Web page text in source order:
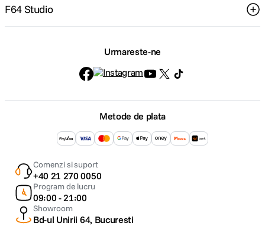
F64 Studio
Urmareste-ne
Metode de plata
Comenzi si suport
+40 21 270 0050
Program de lucru
09:00 - 21:00
Showroom
Bd-ul Unirii 64, Bucuresti